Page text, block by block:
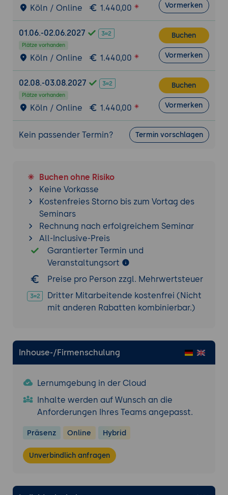
Monte-Carlo-Simulation:
Anwendung der
Monte-Carlo-Simulation zur Bewertung
und Optimierung komplexer Supply Chain-
Prozesse; Implementierung und Analyse.
Diskrete Ereignissimulation:
Nutzung der
diskreten Ereignissimulation zur
Modellierung und Analyse von
Geschäftsprozessen in der Supply Chain;
Einsatz von Simulationssoftware.
Optimierung von Logistik und Distribution
Netzwerkdesign zur Minimierung von
Kosten und Lieferzeiten; Techniken und
Tools zur Umsetzung.
Lagerhaltung und Standortwahl:
Optimierung der Lagerhaltung und
Auswahl von Lagerstandorten zur
Verbesserung der Effizienz und
Reduzierung der Kosten.
Echtzeit-Überwachung und
Reaktionsfähigkeit
Echtzeit-Datenanalyse:Implementierung
Sensorik zur Datenerfassung und Analyse.
Reaktionsstrategien:Entwicklung von
Störungen und Änderungen in der Supply
agilen Prozessen.
Integration von Prescriptive Analytics in
Geschäftsprozesse
Technische Implementierung:
Implementierung von Prescriptive
Infrastrukturen; Nutzung von Cloud-
Köln / Online 1.440,00 Vormerken
01.06.-02.06.2027
Plätze vorhanden
Köln / Online 1.440,00
Buchen
Vormerken
02.08.-03.08.2027
Plätze vorhanden
Köln / Online 1.440,00
Buchen
Vormerken
Kein passender Termin? Termin vorschlagen
Buchen ohne Risiko
Keine Vorkasse
Kostenfreies Storno bis zum Vortag des
Seminars
Rechnung nach erfolgreichem Seminar
All-Inclusive-Preis
Garantierter Termin und
Veranstaltungsort
Preise pro Person zzgl. Mehrwertsteuer
Dritter Mitarbeitende kostenfrei (Nicht
mit anderen Rabatten kombinierbar.)
Inhouse-/Firmenschulung
Lernumgebung in der Cloud
Inhalte werden auf Wunsch an die
Anforderungen Ihres Teams angepasst.
Präsenz Online Hybrid
Unverbindlich anfragen